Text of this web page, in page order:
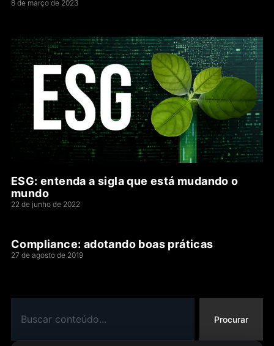
8 de março de 2023
ESG: entenda a sigla que está mudando o
mundo
22 de junho de 2022
Compliance: adotando boas práticas
27 de agosto de 2019
Procurar